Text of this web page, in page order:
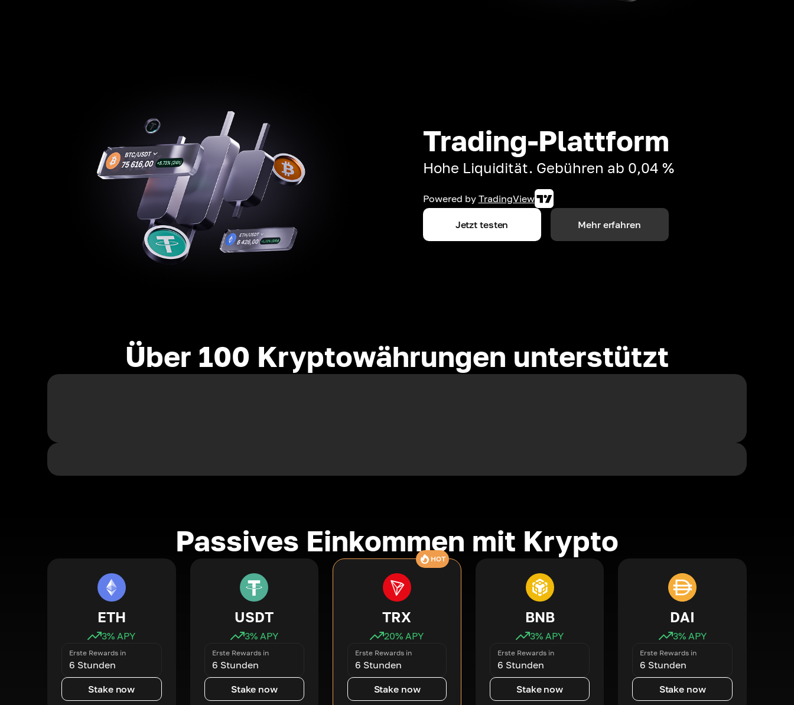
Trading-Plattform
Hohe Liquidität. Gebühren ab 0,04 %
Powered by TradingView
Jetzt testen Mehr erfahren
Über 100 Kryptowährungen unterstützt
Passives Einkommen mit Krypto
ETH
3% APY
Erste Rewards in
6 Stunden
Stake now
USDT
3% APY
Erste Rewards in
6 Stunden
Stake now
HOT
TRX
20% APY
Erste Rewards in
6 Stunden
Stake now
BNB
3% APY
Erste Rewards in
6 Stunden
Stake now
DAI
3% APY
Erste Rewards in
6 Stunden
Stake now